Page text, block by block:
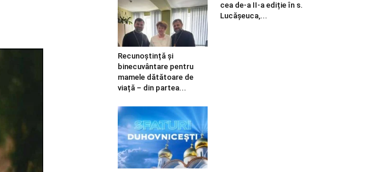
Recunoștință și
binecuvântare pentru
mamele dătătoare de
viață – din partea...
cea de-a II-a ediție în s.
Lucășeuca,...